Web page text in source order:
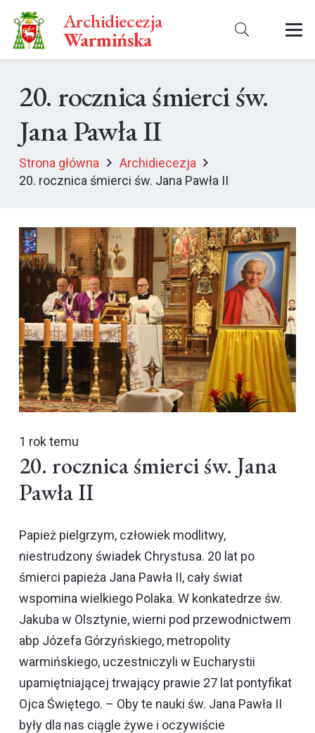
Archidiecezja
Warmińska
20. rocznica śmierci św.
Jana Pawła II
Strona główna
Archidiecezja
20. rocznica śmierci św. Jana Pawła II
1 rok temu
20. rocznica śmierci św. Jana
Pawła II
Papież pielgrzym, człowiek modlitwy,
niestrudzony świadek Chrystusa. 20 lat po
śmierci papieża Jana Pawła II, cały świat
wspomina wielkiego Polaka. W konkatedrze św.
Jakuba w Olsztynie, wierni pod przewodnictwem
abp Józefa Górzyńskiego, metropolity
warmińskiego, uczestniczyli w Eucharystii
upamiętniającej trwający prawie 27 lat pontyfikat
Ojca Świętego. – Oby te nauki św. Jana Pawła II
były dla nas ciągle żywe i oczywiście